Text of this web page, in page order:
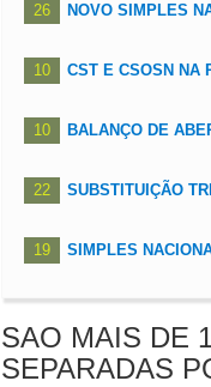
26 NOVO SIMPLES
10 CST E CSOSN NA
10 BALANÇO DE
22 SUBSTITUIÇÃO
19 SIMPLES
SAO MAIS DE
SEPARADAS